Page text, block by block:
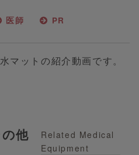
医師 PR
マットの紹介動画です。
他
Related Medical
Equipment